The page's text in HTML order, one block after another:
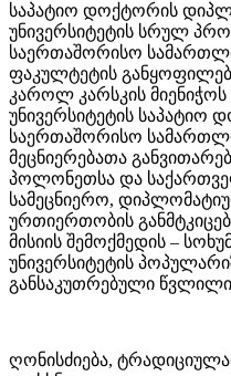
საპატიო დოქტორის
უნივერსიტეტის სრულ
საერთაშორისო
ფაკულტეტის
კაროლ კარსკის
უნივერსიტეტის საპატიო
საერთაშორისო
მეცნიერებათა
პოლონეთსა და
სამეცნიერო,
ურთიერთობის
მისიის შემოქმედის –
უნივერსიტეტის
განსაკუთრებული
ღონისძიება,